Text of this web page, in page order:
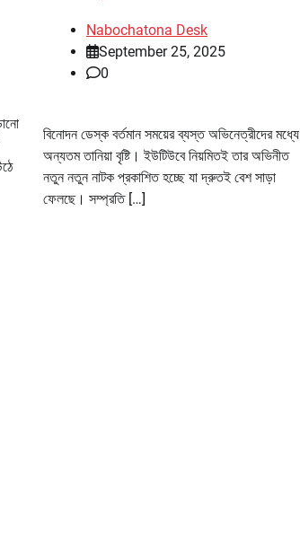
Nabochatona Desk
September 25, 2025
0
বিনোদন ডেস্ক বর্তমান সময়ের ব্যস্ত অভিনেত্রীদের মধ্যে
অন্যতম তানিয়া বৃষ্টি। ইউটিউবে নিয়মিতই তার অভিনীত
নতুন নতুন নাটক প্রকাশিত হচ্ছে যা দ্রুতই বেশ সাড়া
ফেলছে। সম্প্রতি […]